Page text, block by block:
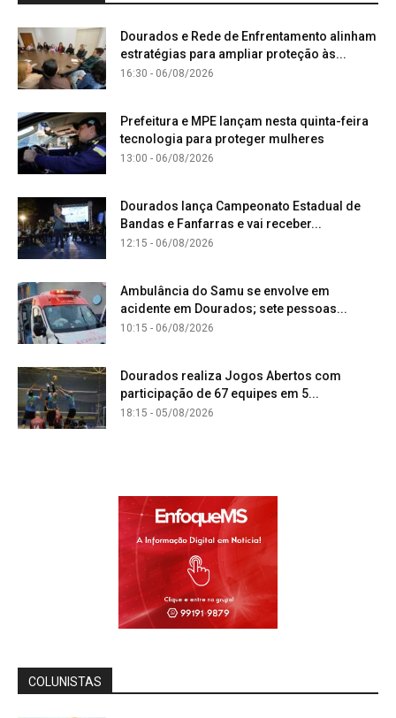
Dourados e Rede de Enfrentamento alinham
estratégias para ampliar proteção às...
16:30 - 06/08/2026
Prefeitura e MPE lançam nesta quinta-feira
tecnologia para proteger mulheres
13:00 - 06/08/2026
Dourados lança Campeonato Estadual de
Bandas e Fanfarras e vai receber...
12:15 - 06/08/2026
Ambulância do Samu se envolve em
acidente em Dourados; sete pessoas...
10:15 - 06/08/2026
Dourados realiza Jogos Abertos com
participação de 67 equipes em 5...
18:15 - 05/08/2026
COLUNISTAS